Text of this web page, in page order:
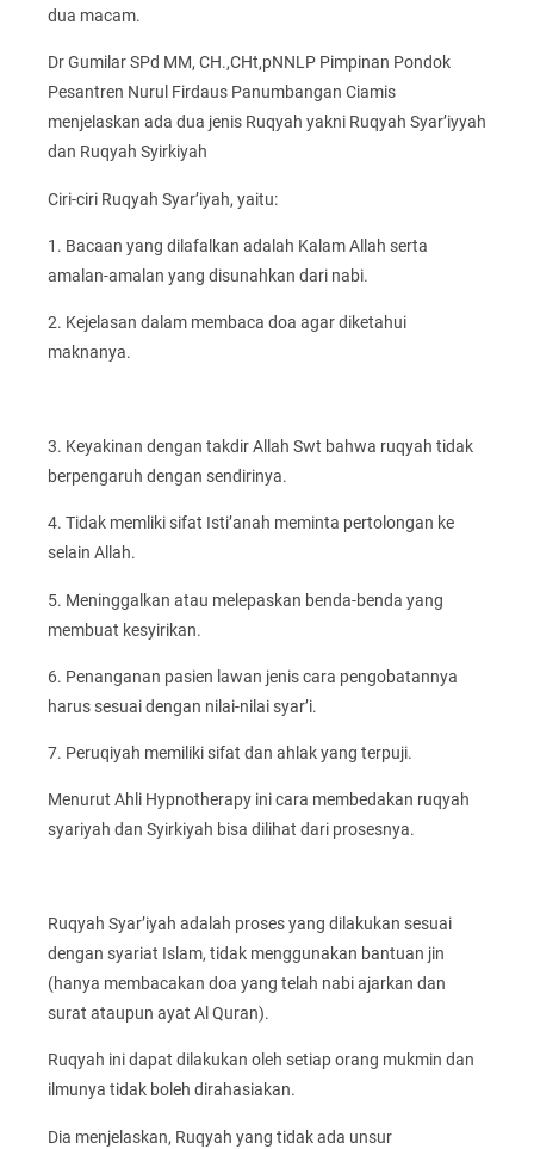
dua macam.
Dr Gumilar SPd MM, CH.,CHt,pNNLP Pimpinan Pondok
Pesantren Nurul Firdaus Panumbangan Ciamis
menjelaskan ada dua jenis Ruqyah yakni Ruqyah Syar’iyyah
dan Ruqyah Syirkiyah
Ciri-ciri Ruqyah Syar’iyah, yaitu:
1. Bacaan yang dilafalkan adalah Kalam Allah serta
amalan-amalan yang disunahkan dari nabi.
2. Kejelasan dalam membaca doa agar diketahui
maknanya.
3. Keyakinan dengan takdir Allah Swt bahwa ruqyah tidak
berpengaruh dengan sendirinya.
4. Tidak memliki sifat Isti’anah meminta pertolongan ke
selain Allah.
5. Meninggalkan atau melepaskan benda-benda yang
membuat kesyirikan.
6. Penanganan pasien lawan jenis cara pengobatannya
harus sesuai dengan nilai-nilai syar’i.
7. Peruqiyah memiliki sifat dan ahlak yang terpuji.
Menurut Ahli Hypnotherapy ini cara membedakan ruqyah
syariyah dan Syirkiyah bisa dilihat dari prosesnya.
Ruqyah Syar’iyah adalah proses yang dilakukan sesuai
dengan syariat Islam, tidak menggunakan bantuan jin
(hanya membacakan doa yang telah nabi ajarkan dan
surat ataupun ayat Al Quran).
Ruqyah ini dapat dilakukan oleh setiap orang mukmin dan
ilmunya tidak boleh dirahasiakan.
Dia menjelaskan, Ruqyah yang tidak ada unsur